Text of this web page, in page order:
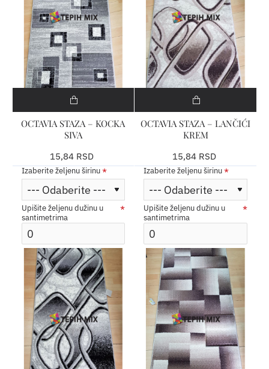
OCTAVIA STAZA – KOCKA
SIVA
15,84 RSD
Izaberite željenu širinu
Upišite željenu dužinu u
santimetrima
OCTAVIA STAZA – LANČIĆI
KREM
15,84 RSD
Izaberite željenu širinu
Upišite željenu dužinu u
santimetrima